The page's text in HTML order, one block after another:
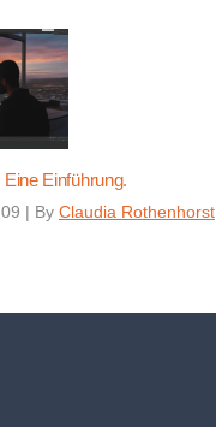
Einführung.
| By Claudia Rothenhorst